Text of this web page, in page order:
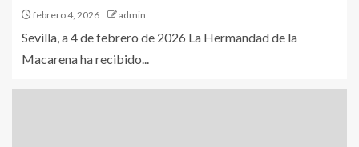
febrero 4, 2026 admin
Sevilla, a 4 de febrero de 2026 La Hermandad de la
Macarena ha recibido...